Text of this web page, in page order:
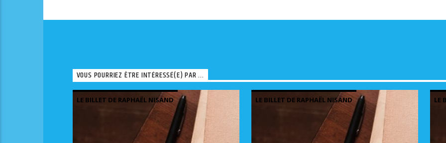
VOUS POURRIEZ ÊTRE INTÉRESSÉ(E) PAR ...
LE BILLET DE RAPHAËL NISAND LE BILLET DE RAPHAËL NISAND LE